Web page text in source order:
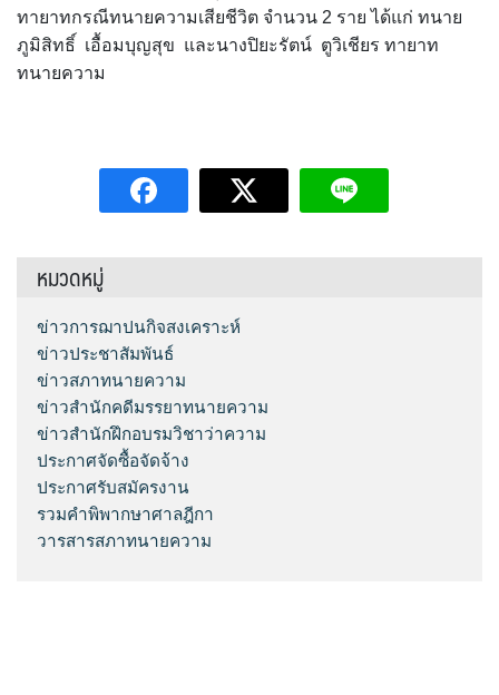
ทายาทกรณีทนายความเสียชีวิต จำนวน 2 ราย ได้แก่ ทนาย
ภูมิสิทธิ์ เอื้อมบุญสุข และนางปิยะรัตน์ ตูวิเชียร ทายาท
ทนายความ
หมวดหมู่
ข่าวการฌาปนกิจสงเคราะห์
ข่าวประชาสัมพันธ์
ข่าวสภาทนายความ
ข่าวสำนักคดีมรรยาทนายความ
ข่าวสำนักฝึกอบรมวิชาว่าความ
ประกาศจัดซื้อจัดจ้าง
ประกาศรับสมัครงาน
รวมคำพิพากษาศาลฎีกา
วารสารสภาทนายความ